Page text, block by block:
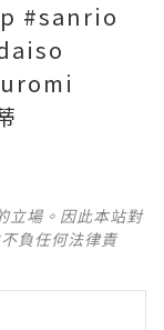
#sanrio
立場。因此本站對
負任何法律責